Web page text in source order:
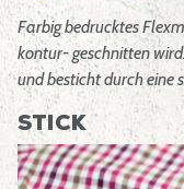
Farbig bedrucktes
kontur- geschnitten
und besticht durch eine
Stick